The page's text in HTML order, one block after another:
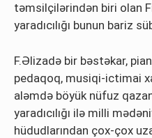
təmsilçilərindən biri olan
yaradıcılığı bunun bariz
F.Əlizadə bir bəstəkar,
pedaqoq, musiqi-ictimai
aləmdə böyük nüfuz
yaradıcılığı ilə milli
hüdudlarından çox-çox